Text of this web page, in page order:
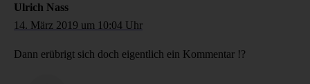
Ulrich Nass
14. März 2019 um 10:04 Uhr
Dann erübrigt sich doch eigentlich ein Kommentar !?